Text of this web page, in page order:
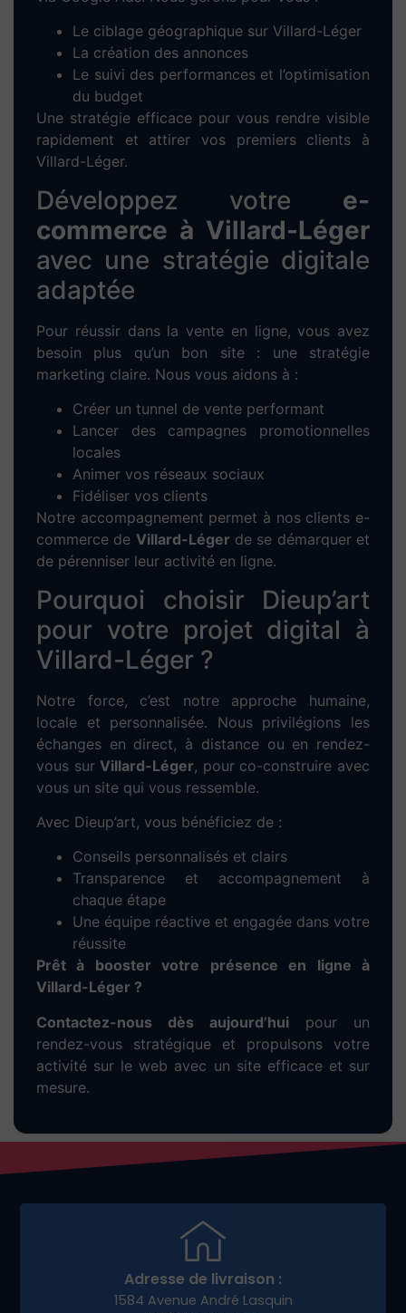
développement technique et configuration
responsive pour mobile/tablette.
5. Tests & mise en ligne :
Vérifications,
optimisation des performances et
publication du site.
6. Formation & accompagnement :
Prise
en main de votre site + support technique
sur mesure pour gérer vos contenus en
autonomie.
Optimisez votre visibilité
grâce auréférencement
SEO à Villard-Léger
Un site sans trafic est un site invisible. C’est
pourquoi nous intégrons une stratégie de
référencement naturel(SEO) dès la création
Recherche demots-clés locauxpertinents
pour Villard-Léger
Optimisation des balises HTML (title, h1-
h2, meta-description, etc.)
Création decontenus uniqueset
engageants
Optimisation des performances techniques
Notre objectif : faire remonter votre site dans
les résultats de Google pour les recherches
locales liées à votre activité.
Boostez rapidement votre
activité avec lapublicité
Google Ads à Villard-
Léger
Pour générer des leads dès les premiers jours,
via Google Ads. Nous gérons pour vous :
Le ciblage géographique sur Villard-Léger
La création des annonces
Le suivi des performances et l’optimisation
du budget
Une stratégie efficace pour vous rendre visible
rapidement et attirer vos premiers clients à
Villard-Léger.
Développez votre e-
commerce à Villard-Léger
adaptée
marketing claire. Nous vous aidons à :
Créer un tunnel de vente performant
Lancer des campagnes promotionnelles